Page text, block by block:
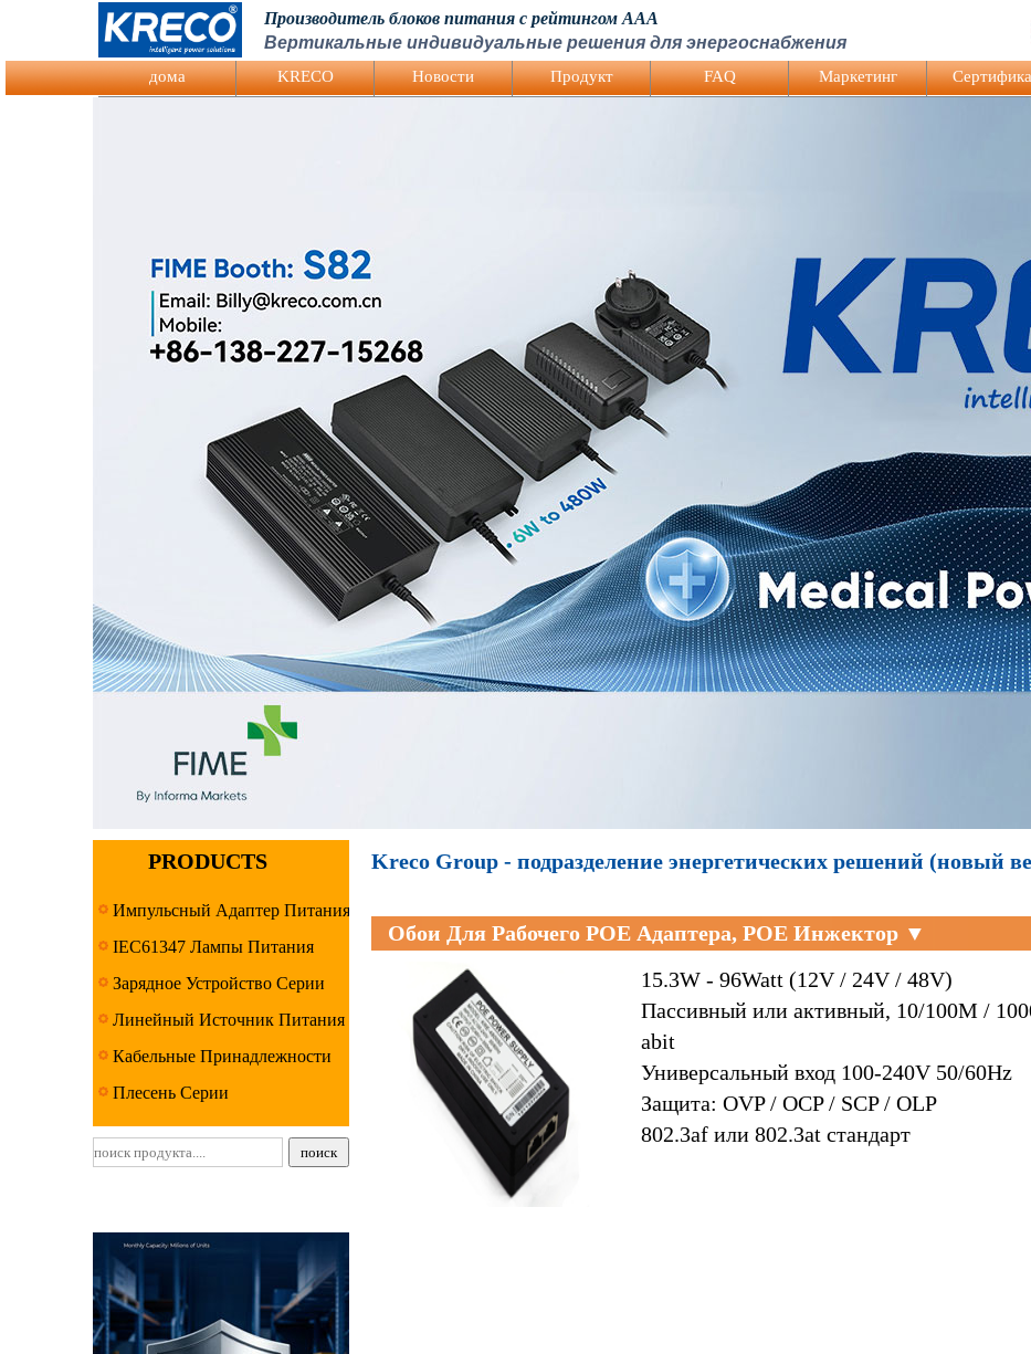
Logo Picture
Производитель блоков питания с рейтингом AAA
Вертикальные индивидуальные решения для энергоснабжения
дома KRECO Hовости Продукт FAQ Mаркетинг
PRODUCTS
Импульсный Адаптер Питания
IEC61347 Лампы Питания
Серия
Зарядное Устройство Серии
Линейный Источник Питания
Серии
Кабельные Принадлежности
Серии
Плесень Серии
Kreco Group - подразделение энергетических решений (новый
Обои Для Рабочего POE Адаптера, POE Инжектор ▼
15.3W - 96Watt (12V / 24V / 48V)
Пассивный или активный, 10/100M /
abit
Универсальный вход 100-240V 50/60Hz
Защита: OVP / OCP / SCP / OLP
802.3af или 802.3at стандарт